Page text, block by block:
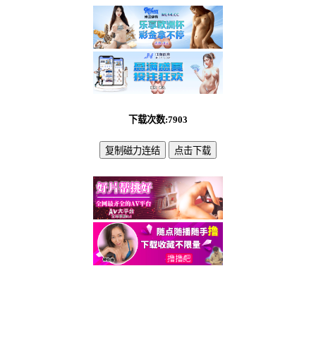
下载次数:7903
复制磁力连结 点击下载